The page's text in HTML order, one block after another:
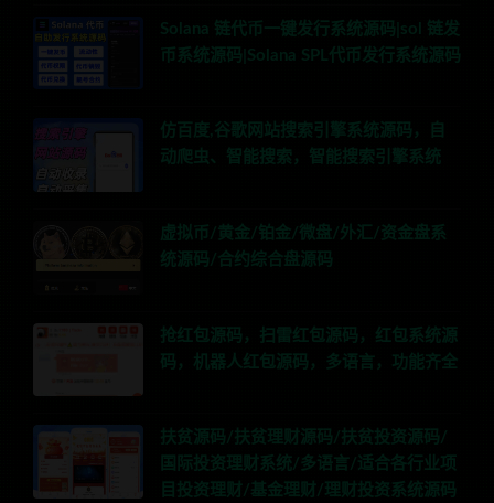
Solana 链代币一键发行系统源码|sol 链发
币系统源码|Solana SPL代币发行系统源码
仿百度,谷歌网站搜索引擎系统源码，自
动爬虫、智能搜索，智能搜索引擎系统
虚拟币/黄金/铂金/微盘/外汇/资金盘系
统源码/合约综合盘源码
抢红包源码，扫雷红包源码，红包系统源
码，机器人红包源码，多语言，功能齐全
扶贫源码/扶贫理财源码/扶贫投资源码/
国际投资理财系统/多语言/适合各行业项
目投资理财/基金理财/理财投资系统源码